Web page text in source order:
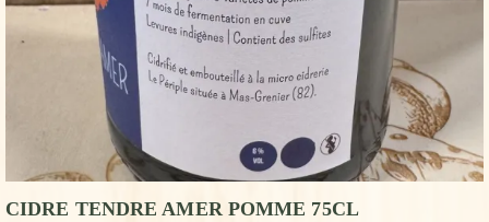
CIDRE TENDRE AMER POMME 75CL